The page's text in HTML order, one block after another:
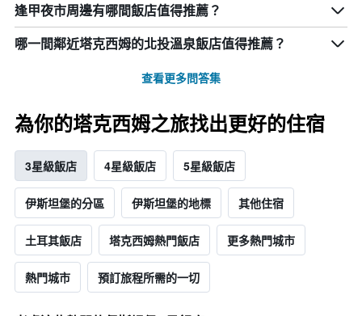
逢甲夜市周邊有哪間飯店值得推薦？
哪一間鄰近塔克西姆的北投溫泉飯店值得推薦？
查看更多問答集
為你的塔克西姆之旅找出更好的住宿
3星級飯店 4星級飯店 5星級飯店
伊斯坦堡的分區 伊斯坦堡的地標 其他住宿
土耳其飯店 塔克西姆熱門飯店 更多熱門城市
熱門城市 預訂旅程所需的一切